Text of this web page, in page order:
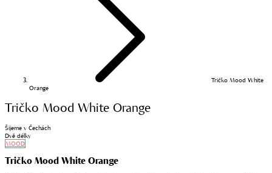
Tričko Mood White
Orange
Tričko Mood White Orange
Šijeme v Čechách
Dvě délky
MOOD
Tričko Mood White Orange